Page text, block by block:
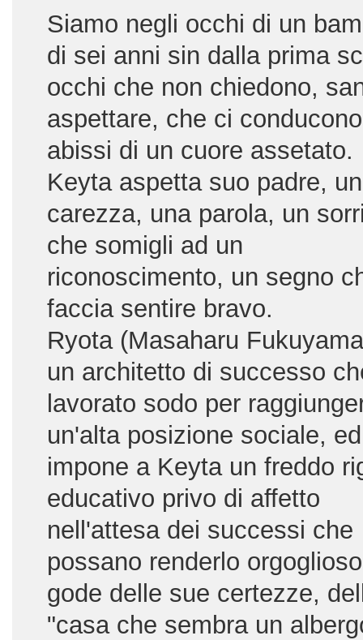
Siamo negli occhi di un
di sei anni sin dalla prima
occhi che non chiedono,
aspettare, che ci
abissi di un cuore assetato.
Keyta aspetta suo padre,
carezza, una parola, un
che somigli ad un
riconoscimento, un segno
faccia sentire bravo.
Ryota (Masaharu
un architetto di successo
lavorato sodo per
un'alta posizione sociale, ed
impone a Keyta un freddo
educativo privo di affetto
nell'attesa dei successi che
possano renderlo
gode delle sue certezze,
"casa che sembra un